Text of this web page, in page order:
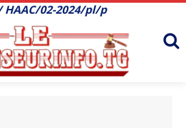
HAAC/02-2024/pl/p